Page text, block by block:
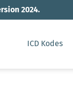
2024.
ICD Kodes